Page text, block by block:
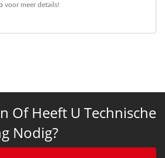
voor meer details!
Of Heeft U Technische
Nodig?